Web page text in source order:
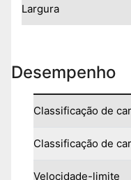
Largura
Desempenho
Classificação de
Classificação de
Velocidade-limite